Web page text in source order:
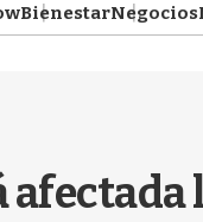
BienestarNegocios